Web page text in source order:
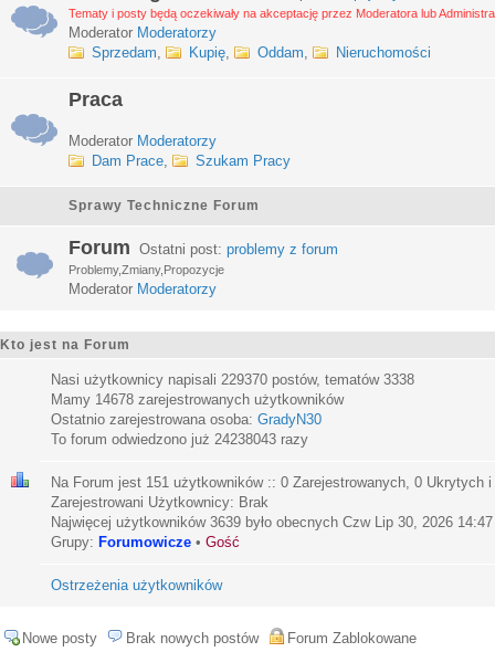
Tematy i posty będą oczekiwały na akceptację przez Moderatora lub
Moderator Moderatorzy
Sprzedam, Kupię, Oddam, Nieruchomości
Praca
Moderator Moderatorzy
Dam Prace, Szukam Pracy
Sprawy Techniczne Forum
Forum Ostatni post: problemy z forum
Problemy,Zmiany,Propozycje
Moderator Moderatorzy
Kto jest na Forum
Nasi użytkownicy napisali 229370 postów, tematów 3338
Mamy 14678 zarejestrowanych użytkowników
Ostatnio zarejestrowana osoba: GradyN30
To forum odwiedzono już 24238043 razy
Na Forum jest 151 użytkowników :: 0 Zarejestrowanych, 0 Ukrytych
Zarejestrowani Użytkownicy: Brak
Najwięcej użytkowników 3639 było obecnych Czw Lip 30, 2026 14:47
Grupy: Forumowicze • Gość
Ostrzeżenia użytkowników
Nowe posty Brak nowych postów Forum Zablokowane